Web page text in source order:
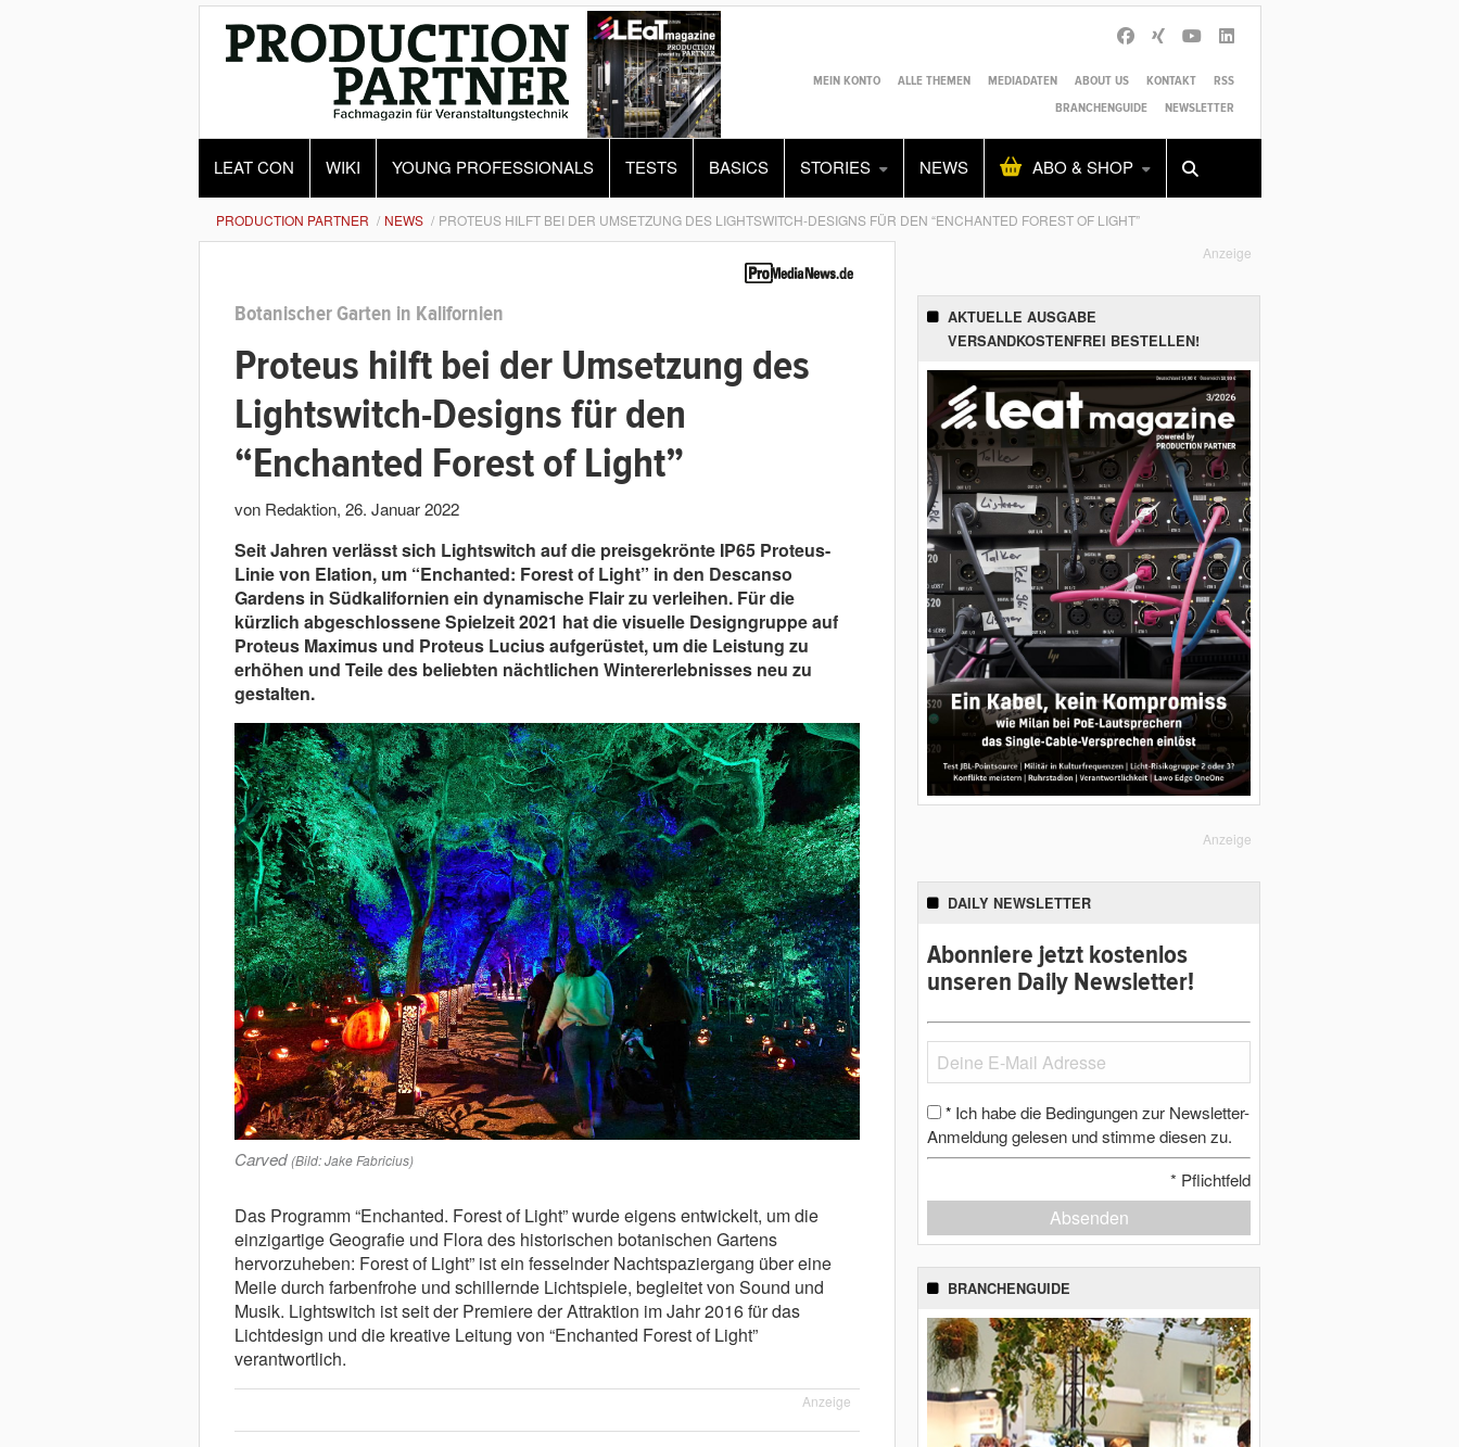
MEIN KONTO ALLE THEMEN MEDIADATEN ABOUT US KONTAKT
RSS
BRANCHENGUIDE
NEWSLETTER
LEAT CON WIKI YOUNG PROFESSIONALS TESTS BASICS STORIES NEWS ABO & SHOP
Alles Shop SUCHEN
PRODUCTION PARTNER NEWS PROTEUS HILFT BEI DER UMSETZUNG DES LIGHTSWITCH-DESIGNS FÜR DEN “ENCHANTED FOREST OF LIGHT”
Botanischer Garten in Kalifornien
Proteus hilft bei der Umsetzung des
Lightswitch-Designs für den
“Enchanted Forest of Light”
von Redaktion, 26. Januar 2022
Seit Jahren verlässt sich Lightswitch auf die preisgekrönte IP65 Proteus-
Linie von Elation, um “Enchanted: Forest of Light” in den Descanso
Gardens in Südkalifornien ein dynamische Flair zu verleihen. Für die
kürzlich abgeschlossene Spielzeit 2021 hat die visuelle Designgruppe auf
Proteus Maximus und Proteus Lucius aufgerüstet, um die Leistung zu
erhöhen und Teile des beliebten nächtlichen Wintererlebnisses neu zu
gestalten.
Carved (Bild: Jake Fabricius)
Das Programm “Enchanted. Forest of Light” wurde eigens entwickelt, um die
einzigartige Geografie und Flora des historischen botanischen Gartens
hervorzuheben: Forest of Light” ist ein fesselnder Nachtspaziergang über eine
Meile durch farbenfrohe und schillernde Lichtspiele, begleitet von Sound und
Musik. Lightswitch ist seit der Premiere der Attraktion im Jahr 2016 für das
Lichtdesign und die kreative Leitung von “Enchanted Forest of Light”
verantwortlich.
Anzeige
Anzeige
AKTUELLE AUSGABE
VERSANDKOSTENFREI BESTELLEN!
Anzeige
DAILY NEWSLETTER
Abonniere jetzt kostenlos
unseren Daily Newsletter!
* Ich habe die Bedingungen zur Newsletter-
Anmeldung gelesen und stimme diesen zu.
* Pflichtfeld
Absenden
BRANCHENGUIDE